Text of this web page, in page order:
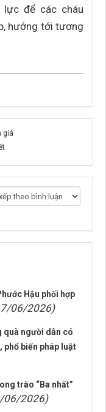
để các cháu
hướng tới tương
giá
Hậu phối hợp
06/2026)
quà người dân có
phổ biến pháp luật
trào “Ba nhất”
06/2026)